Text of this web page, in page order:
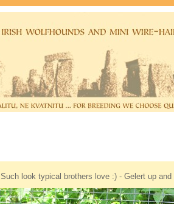
Such look typical brothers love :) - Gelert up and